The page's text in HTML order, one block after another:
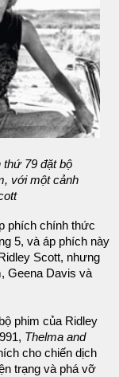
thứ 79 đặt bộ
với một cảnh
phích chính thức
5, và áp phích này
Scott, nhưng
Geena Davis và
phim của Ridley
Thelma and
cho chiến dịch
trạng và phá vỡ